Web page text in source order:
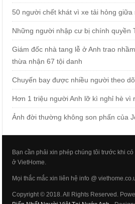
50 người chết khát vì xe tải hỏng giữa
Những người nhập cư bị chính quyền
Giám đốc nhà tang lễ ở Anh trao
thừa nhận 67 tội danh
Chuyến bay được nhiều người theo
Hơn 1 triệu người Anh lỡ kì nghỉ hè vì
Ảnh đời thường không son phấn của
Bạn cần phải xin phép chúng tôi trước khi
ở VietHome.
Mọi thắc mắc xin liên hệ info @
Copyright © 2018. All Rights Reserved.